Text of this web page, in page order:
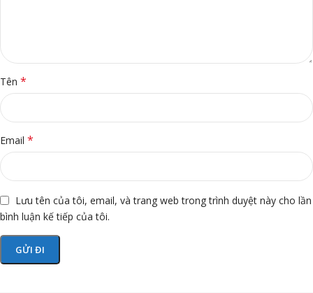
Tên *
Email *
Lưu tên của tôi, email, và trang web trong trình duyệt này cho lần
bình luận kế tiếp của tôi.